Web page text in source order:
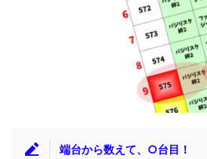
端台から数えて、○台目！